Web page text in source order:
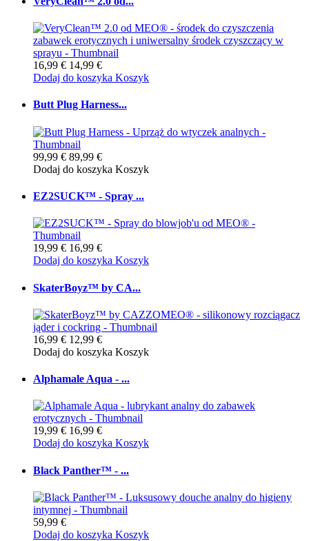
16,99 € 14,99 €
Dodaj do koszyka Koszyk
Butt Plug Harness...
99,99 € 89,99 €
Dodaj do koszyka Koszyk
EZ2SUCK™ - Spray ...
19,99 € 16,99 €
Dodaj do koszyka Koszyk
SkaterBoyz™ by CA...
16,99 € 12,99 €
Dodaj do koszyka Koszyk
Alphamale Aqua - ...
19,99 € 16,99 €
Dodaj do koszyka Koszyk
Black Panther™ - ...
59,99 €
Dodaj do koszyka Koszyk